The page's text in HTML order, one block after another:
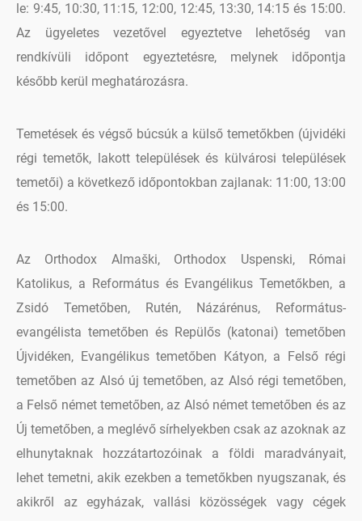
le: 9:45, 10:30, 11:15, 12:00, 12:45, 13:30, 14:15 és 15:00.
Az ügyeletes vezetővel egyeztetve lehetőség van
rendkívüli időpont egyeztetésre, melynek időpontja
később kerül meghatározásra.
Temetések és végső búcsúk a külső temetőkben (újvidéki
régi temetők, lakott települések és külvárosi települések
temetői) a következő időpontokban zajlanak: 11:00, 13:00
és 15:00.
Az Orthodox Almaški, Orthodox Uspenski, Római
Katolikus, a Református és Evangélikus Temetőkben, a
Zsidó Temetőben, Rutén, Názárénus, Református-
evangélista temetőben és Repülős (katonai) temetőben
Újvidéken, Evangélikus temetőben Kátyon, a Felső régi
temetőben az Alsó új temetőben, az Alsó régi temetőben,
a Felső német temetőben, az Alsó német temetőben és az
Új temetőben, a meglévő sírhelyekben csak az azoknak az
elhunytaknak hozzátartozóinak a földi maradványait,
lehet temetni, akik ezekben a temetőkben nyugszanak, és
akikről az egyházak, vallási közösségek vagy cégek